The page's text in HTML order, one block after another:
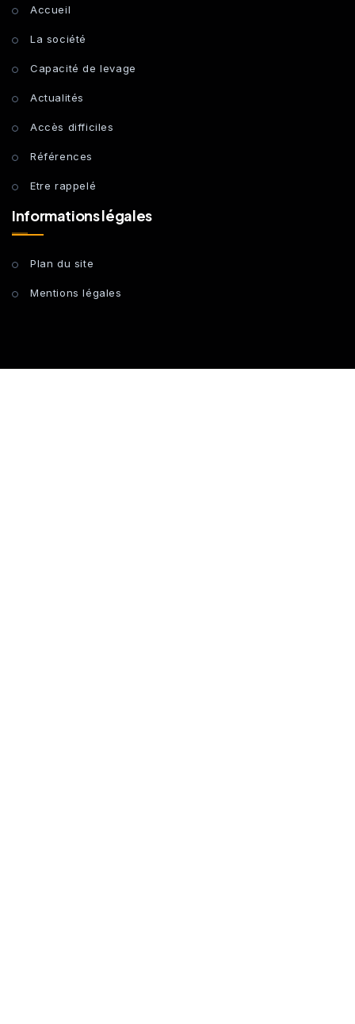
Accueil
La société
Capacité de levage
Actualités
Accès difficiles
Références
Etre rappelé
Informations légales
Plan du site
Mentions légales